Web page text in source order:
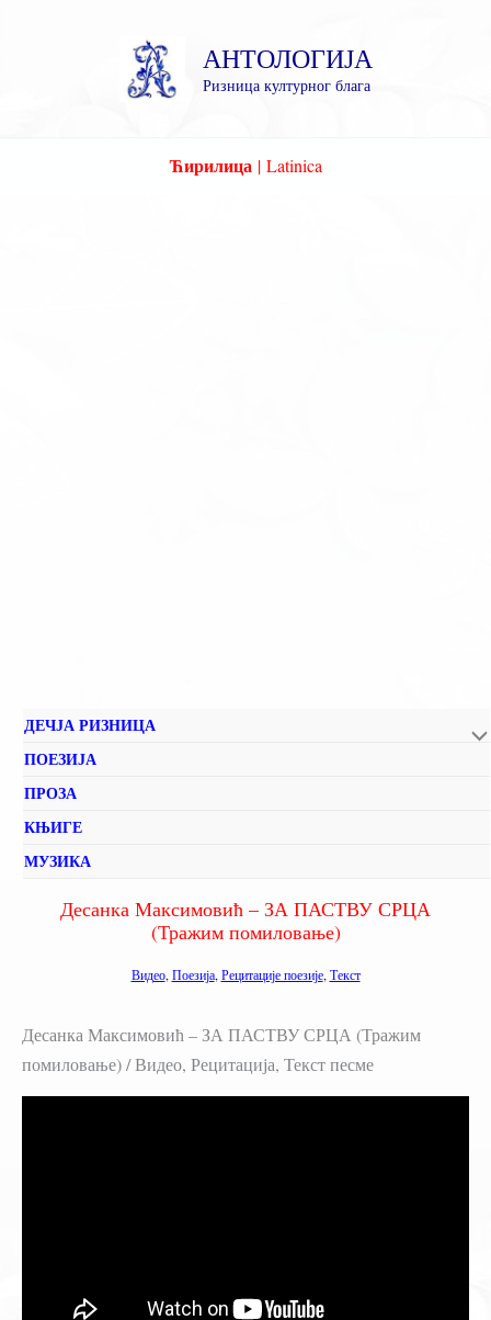
АНТОЛОГИЈА
Ризница културног блага
Ћирилица | Latinica
ДЕЧЈА РИЗНИЦА
ПОЕЗИЈА
ПРОЗА
КЊИГЕ
МУЗИКА
Десанка Максимовић – ЗА ПАСТВУ СРЦА
(Тражим помиловање)
Видео, Поезија, Рецитације поезије, Текст
Десанка Максимовић – ЗА ПАСТВУ СРЦА (Тражим
помиловање) / Видео, Рецитација, Текст песме